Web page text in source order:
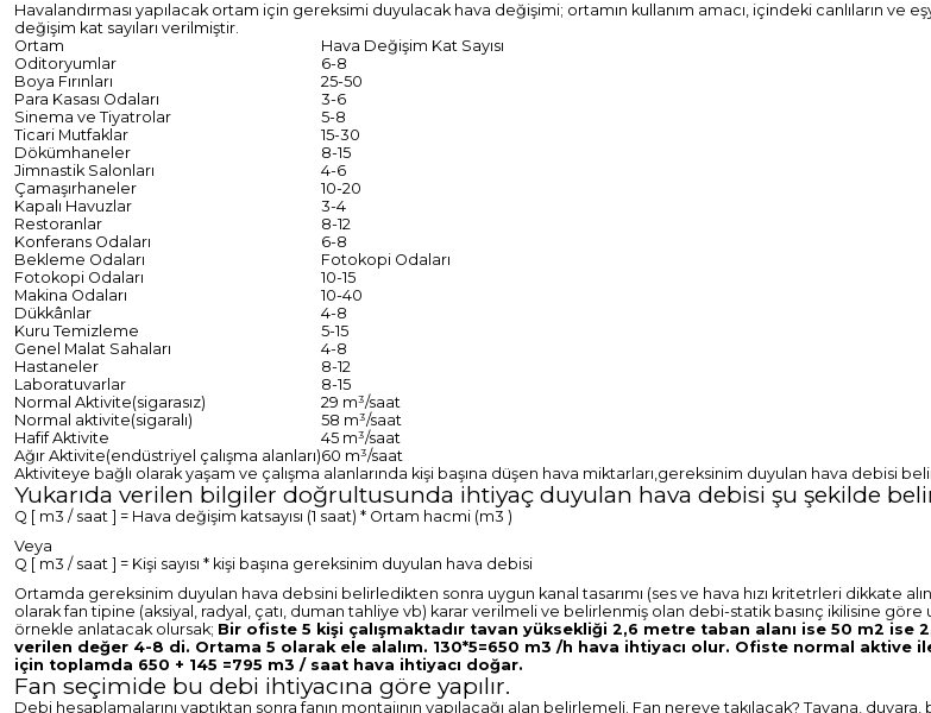
Havalandırması yapılacak ortam için gereksimi duyulacak hava değişimi; ortamın kullanım amacı, içindeki canlıların ve
değişim kat sayıları verilmiştir.
Ortam
Hava Değişim Kat Sayısı
Oditoryumlar
6-8
Boya Fırınları
25-50
Para Kasası Odaları
3-6
Sinema ve Tiyatrolar
5-8
Ticari Mutfaklar
15-30
Dökümhaneler
8-15
Jimnastik Salonları
4-6
Çamaşırhaneler
10-20
Kapalı Havuzlar
3-4
Restoranlar
8-12
Konferans Odaları
6-8
Bekleme Odaları
Fotokopi Odaları
Fotokopi Odaları
10-15
Makina Odaları
10-40
Dükkânlar
4-8
Kuru Temizleme
5-15
Genel Malat Sahaları
4-8
Hastaneler
8-12
Laboratuvarlar
8-15
Normal Aktivite(sigarasız)
29 m³/saat
Normal aktivite(sigaralı)
58 m³/saat
Hafif Aktivite
45 m³/saat
Ağır Aktivite(endüstriyel çalışma alanları)60 m³/saat
Aktiviteye bağlı olarak yaşam ve çalışma alanlarında kişi başına düşen hava miktarları,gereksinim duyulan hava debisi
Yukarıda verilen bilgiler doğrultusunda ihtiyaç duyulan hava debisi şu şekilde
Q [ m3 / saat ] = Hava değişim katsayısı (1 saat) * Ortam hacmi (m3 )
Veya
Q [ m3 / saat ] = Kişi sayısı * kişi başına gereksinim duyulan hava debisi
Ortamda gereksinim duyulan hava debsini belirledikten sonra uygun kanal tasarımı (ses ve hava hızı kritetrleri dikkate
olarak fan tipine (aksiyal, radyal, çatı, duman tahliye vb) karar verilmeli ve belirlenmiş olan debi-statik basınç ikilisine
örnekle anlatacak olursak; Bir ofiste 5 kişi çalışmaktadır tavan yüksekliği 2,6 metre taban alanı ise 50 m2
verilen değer 4-8 di. Ortama 5 olarak ele alalım. 130*5=650 m3 /h hava ihtiyacı olur. Ofiste normal aktive ile
için toplamda 650 + 145 =795 m3 / saat hava ihtiyacı doğar.
Fan seçimide bu debi ihtiyacına göre yapılır.
Debi hesaplamalarını yaptıktan sonra fanın montajının yapılacağı alan belirlemeli. Fan nereye takılacak? Tavana,